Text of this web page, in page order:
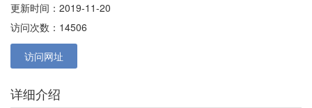
更新时间：2019-11-20
访问次数：14506
访问网址
详细介绍